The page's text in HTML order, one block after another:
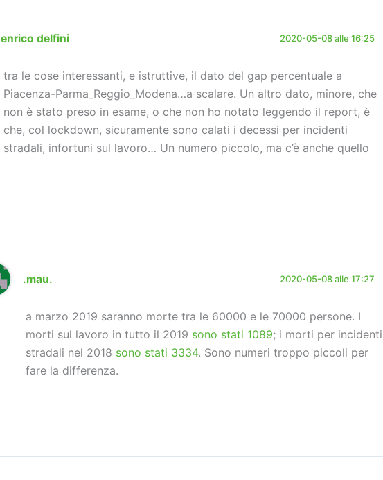
enrico delfini 2020-05-08 alle 16:25
tra le cose interessanti, e istruttive, il dato del gap percentuale a
Piacenza-Parma_Reggio_Modena…a scalare. Un altro dato, minore, che
non è stato preso in esame, o che non ho notato leggendo il report, è
che, col lockdown, sicuramente sono calati i decessi per incidenti
stradali, infortuni sul lavoro… Un numero piccolo, ma c’è anche quello
.mau. 2020-05-08 alle 17:27
a marzo 2019 saranno morte tra le 60000 e le 70000 persone. I
morti sul lavoro in tutto il 2019 sono stati 1089; i morti per incidenti
stradali nel 2018 sono stati 3334. Sono numeri troppo piccoli per
fare la differenza.